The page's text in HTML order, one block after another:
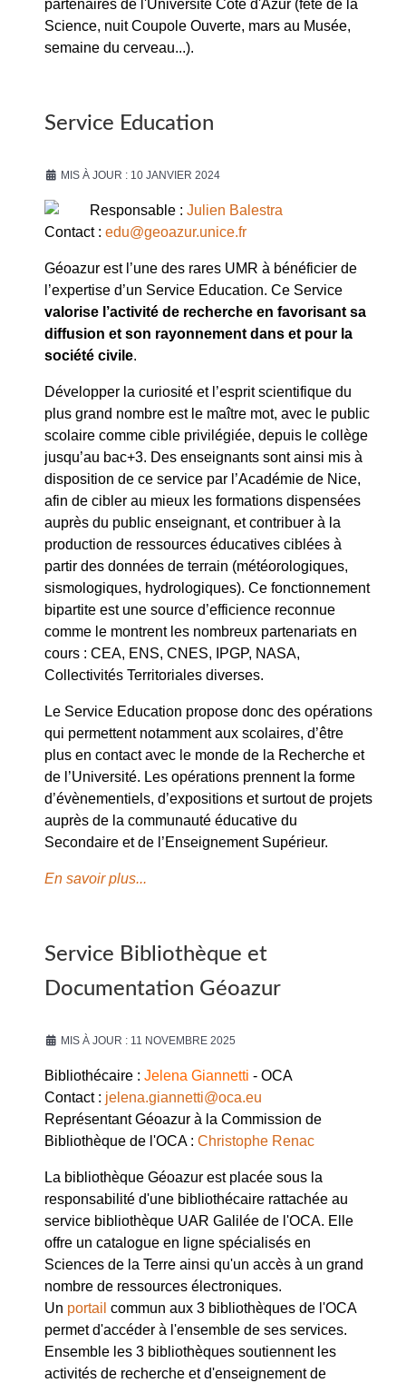
partenaires de l'Université Côte d'Azur (fête de la
Science, nuit Coupole Ouverte, mars au Musée,
semaine du cerveau...).
Service Education
MIS À JOUR : 10 JANVIER 2024
Responsable : Julien Balestra
Contact : edu@geoazur.unice.fr
Géoazur est l’une des rares UMR à bénéficier de
l’expertise d’un Service Education. Ce Service
valorise l’activité de recherche en favorisant sa
diffusion et son rayonnement dans et pour la
société civile.
Développer la curiosité et l’esprit scientifique du
plus grand nombre est le maître mot, avec le public
scolaire comme cible privilégiée, depuis le collège
jusqu’au bac+3. Des enseignants sont ainsi mis à
disposition de ce service par l’Académie de Nice,
afin de cibler au mieux les formations dispensées
auprès du public enseignant, et contribuer à la
production de ressources éducatives ciblées à
partir des données de terrain (météorologiques,
sismologiques, hydrologiques). Ce fonctionnement
bipartite est une source d’efficience reconnue
comme le montrent les nombreux partenariats en
cours : CEA, ENS, CNES, IPGP, NASA,
Collectivités Territoriales diverses.
Le Service Education propose donc des opérations
qui permettent notamment aux scolaires, d’être
plus en contact avec le monde de la Recherche et
de l’Université. Les opérations prennent la forme
d’évènementiels, d’expositions et surtout de projets
auprès de la communauté éducative du
Secondaire et de l’Enseignement Supérieur.
En savoir plus...
Service Bibliothèque et
Documentation Géoazur
MIS À JOUR : 11 NOVEMBRE 2025
Bibliothécaire : Jelena Giannetti - OCA
Contact : jelena.giannetti@oca.eu
Représentant Géoazur à la Commission de
Bibliothèque de l'OCA : Christophe Renac
La bibliothèque Géoazur est placée sous la
responsabilité d'une bibliothécaire rattachée au
service bibliothèque UAR Galilée de l'OCA. Elle
offre un catalogue en ligne spécialisés en
Sciences de la Terre ainsi qu'un accès à un grand
nombre de ressources électroniques.
Un portail commun aux 3 bibliothèques de l'OCA
permet d'accéder à l'ensemble de ses services.
Ensemble les 3 bibliothèques soutiennent les
activités de recherche et d'enseignement de